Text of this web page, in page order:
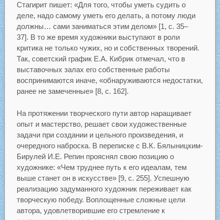
Стагирит пишет: «Для того, чтобы уметь судить о
деле, надо самому уметь его делать, а потому люди
должны… сами заниматься этим делом» [1, c. 35–
37]. В то же время художники выступают в роли
критика не только чужих, но и собственных творений.
Так, советский график Е.А. Кибрик отмечал, что в
выставочных залах его собственные работы
воспринимаются иначе, «обнаруживаются недостатки,
ранее не замеченные» [8, с. 162].
На протяжении творческого пути автор наращивает
опыт и мастерство, решает свои художественные
задачи при создании и цельного произведения, и
очередного наброска. В переписке с В.К. Бялыницким-
Бирулей И.Е. Репин прояснял свою позицию о
художнике: «Чем труднее путь к его идеалам, тем
выше станет он в искусстве» [9, с. 255]. Успешную
реализацию задуманного художник переживает как
творческую победу. Воплощенные сложные цели
автора, удовлетворившие его стремление к